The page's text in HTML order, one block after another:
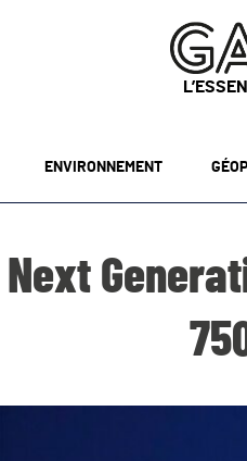
ENVIRONNEMENT
Next